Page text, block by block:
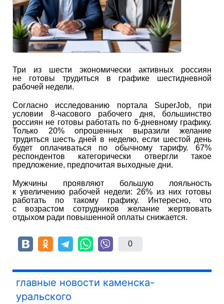
Три из шести экономически активных россиян
не готовы трудиться в графике шестидневной
рабочей недели.
Согласно исследованию портала SuperJob, при
условии 8-часового рабочего дня, большинство
россиян не готовы работать по 6-дневному графику.
Только 20% опрошенных выразили желание
трудиться шесть дней в неделю, если шестой день
будет оплачиваться по обычному тарифу. 67%
респондентов категорически отвергли такое
предложение, предпочитая выходные дни.
Мужчины проявляют большую лояльность
к увеличению рабочей недели: 26% из них готовы
работать по такому графику. Интересно, что
с возрастом сотрудников желание жертвовать
отдыхом ради повышенной оплаты снижается.
0
главные новости каменска-
уральского